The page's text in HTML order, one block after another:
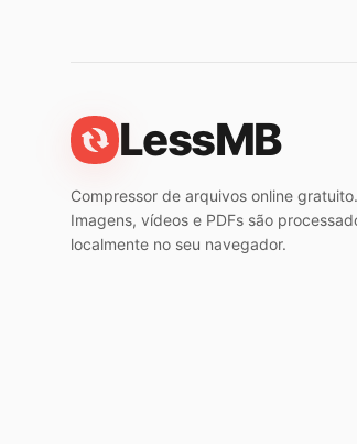
LessMB
Compressor de arquivos online gratuito.
Imagens, vídeos e PDFs são
localmente no seu navegador.